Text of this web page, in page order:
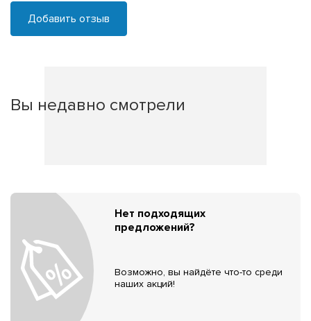
Добавить отзыв
Вы недавно смотрели
Нет подходящих
предложений?
Возможно, вы найдёте что-то среди
наших акций!